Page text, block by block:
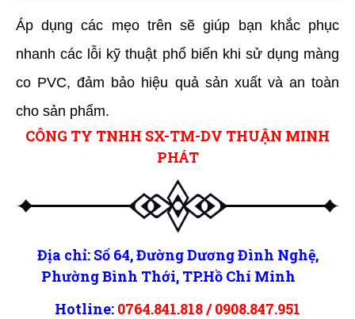
Áp dụng các mẹo trên sẽ giúp bạn khắc phục
nhanh các lỗi kỹ thuật phổ biến khi sử dụng màng
co PVC, đảm bảo hiệu quả sản xuất và an toàn
cho sản phẩm.
CÔNG TY TNHH SX-TM-DV THUẬN MINH
PHÁT
Địa chỉ: Số 64, Đường Dương Đình Nghệ,
Phường Bình Thới, TP.Hồ Chí Minh
Hotline: 0764.841.818/0908.847.951